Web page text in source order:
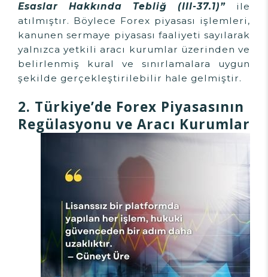
Esaslar Hakkında Tebliğ (III-37.1)” ile
atılmıştır. Böylece Forex piyasası işlemleri,
kanunen sermaye piyasası faaliyeti sayılarak
yalnızca yetkili aracı kurumlar üzerinden ve
belirlenmiş kural ve sınırlamalara uygun
şekilde gerçekleştirilebilir hale gelmiştir.
2. Türkiye’de Forex Piyasasının
Regülasyonu ve Aracı Kurumlar